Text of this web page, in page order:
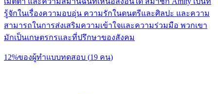
รู้จักในเรื่องความอบอุ่น ความรักในดนตรีและศิลปะ และความ
สามารถในการส่งเสริมความเข้าใจและความร่วมมือ พวกเขา
มักเป็นเกษตรกรและที่ปรึกษาของสังคม
12%ของผู้ทำแบบทดสอบ (19 คน)